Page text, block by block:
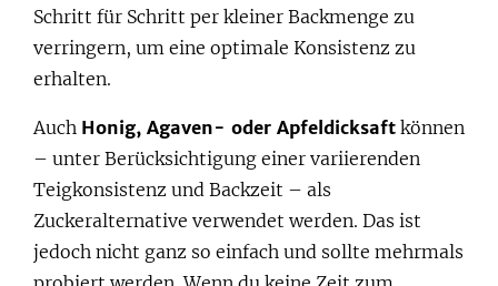
Schritt für Schritt per kleiner Backmenge zu
verringern, um eine optimale Konsistenz zu
erhalten.
Auch Honig, Agaven- oder Apfeldicksaft können
– unter Berücksichtigung einer variierenden
Teigkonsistenz und Backzeit – als
Zuckeralternative verwendet werden. Das ist
jedoch nicht ganz so einfach und sollte mehrmals